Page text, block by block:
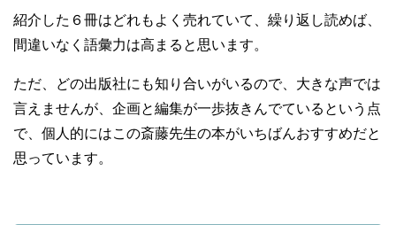
紹介した６冊はどれもよく売れていて、繰り返し読めば、
間違いなく語彙力は高まると思います。
ただ、どの出版社にも知り合いがいるので、大きな声では
言えませんが、企画と編集が一歩抜きんでているという点
で、個人的にはこの斎藤先生の本がいちばんおすすめだと
思っています。